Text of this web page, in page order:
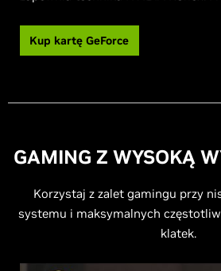
Kup kartę GeForce
GAMING Z WYSOKĄ
Korzystaj z zalet gamingu przy
systemu i maksymalnych
klatek.